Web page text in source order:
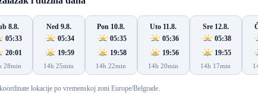
8.8.
05:33
20:01
28min
Ned 9.8.
05:34
19:59
14h 25min
Pon 10.8.
05:35
19:58
14h 22min
Uto 11.8.
05:36
19:56
14h 20min
Sre 12.8.
05:38
19:55
14h 17min
lokacije po vremenskoj zoni Europe/Belgrade.